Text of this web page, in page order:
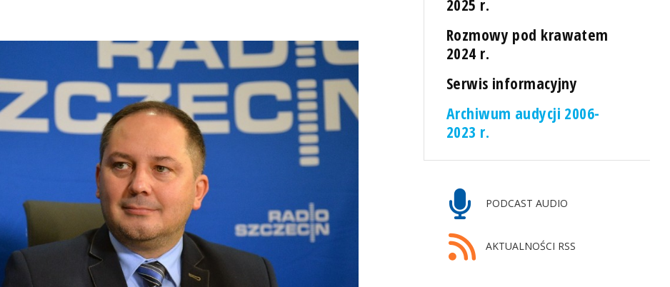
2025 r.
Rozmowy pod krawatem
2024 r.
Serwis informacyjny
Archiwum audycji 2006-
2023 r.
PODCAST AUDIO
AKTUALNOŚCI RSS